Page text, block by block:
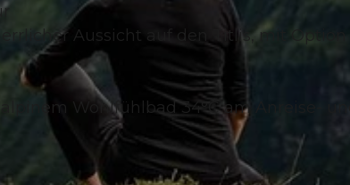
Aussicht auf den Titlis, mit Option
Wohlfühlbad 34°C am Anreise- und